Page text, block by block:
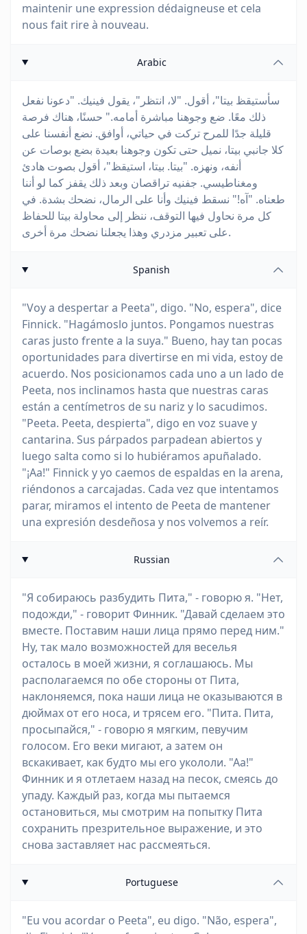
maintenir une expression dédaigneuse et cela
nous fait rire à nouveau.
Arabic
سأستيقظ بيتا"، أقول. "لا، انتظر"، يقول فينيك. "دعونا نفعل
ذلك معًا. ضع وجوهنا مباشرة أمامه." حسنًا، هناك فرصة
قليلة جدًا للمرح تركت في حياتي، أوافق. نضع أنفسنا على
كلا جانبي بيتا، نميل حتى تكون وجوهنا بعيدة بضع بوصات عن
أنفه، ونهزه. "بيتا. بيتا، استيقظ"، أقول بصوت هادئ
ومغناطيسي. جفنيه تراقصان وبعد ذلك يقفز كما لو أننا
طعناه. "آه!" نسقط فينيك وأنا على الرمال، نضحك بشدة. في
كل مرة نحاول فيها التوقف، ننظر إلى محاولة بيتا للحفاظ
على تعبير مزدري وهذا يجعلنا نضحك مرة أخرى.
Spanish
"Voy a despertar a Peeta", digo. "No, espera", dice
Finnick. "Hagámoslo juntos. Pongamos nuestras
caras justo frente a la suya." Bueno, hay tan pocas
oportunidades para divertirse en mi vida, estoy de
acuerdo. Nos posicionamos cada uno a un lado de
Peeta, nos inclinamos hasta que nuestras caras
están a centímetros de su nariz y lo sacudimos.
"Peeta. Peeta, despierta", digo en voz suave y
cantarina. Sus párpados parpadean abiertos y
luego salta como si lo hubiéramos apuñalado.
"¡Aa!" Finnick y yo caemos de espaldas en la arena,
riéndonos a carcajadas. Cada vez que intentamos
parar, miramos el intento de Peeta de mantener
una expresión desdeñosa y nos volvemos a reír.
Russian
"Я собираюсь разбудить Пита," - говорю я. "Нет,
подожди," - говорит Финник. "Давай сделаем это
вместе. Поставим наши лица прямо перед ним."
Ну, так мало возможностей для веселья
осталось в моей жизни, я соглашаюсь. Мы
располагаемся по обе стороны от Пита,
наклоняемся, пока наши лица не оказываются в
дюймах от его носа, и трясем его. "Пита. Пита,
просыпайся," - говорю я мягким, певучим
голосом. Его веки мигают, а затем он
вскакивает, как будто мы его укололи. "Аа!"
Финник и я отлетаем назад на песок, смеясь до
упаду. Каждый раз, когда мы пытаемся
остановиться, мы смотрим на попытку Пита
сохранить презрительное выражение, и это
снова заставляет нас рассмеяться.
Portuguese
"Eu vou acordar o Peeta", eu digo. "Não, espera",